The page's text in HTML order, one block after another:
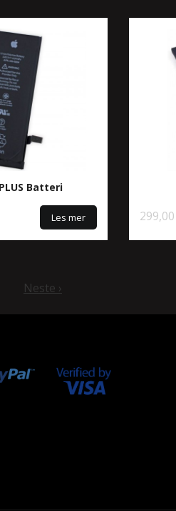
Batteri
Les mer 299,00
Neste ›